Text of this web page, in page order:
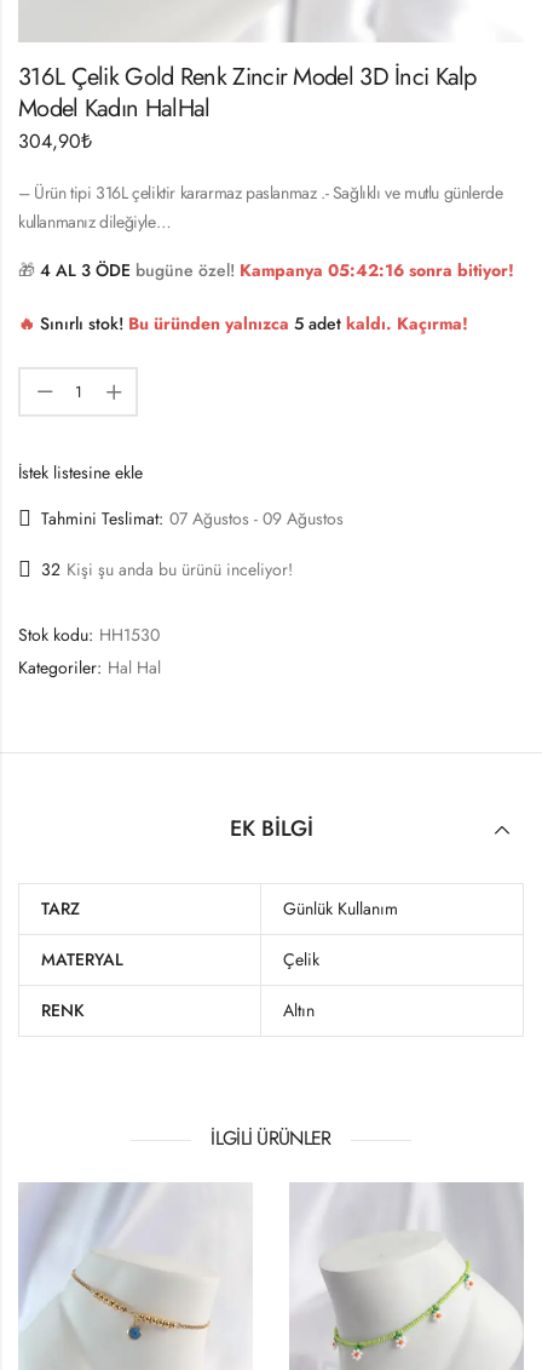
316L Çelik Gold Renk Zincir Model 3D İnci Kalp
Model Kadın HalHal
304,90₺
– Ürün tipi 316L çeliktir kararmaz paslanmaz .- Sağlıklı ve mutlu günlerde
kullanmanız dileğiyle…
🎁 4 AL 3 ÖDE bugüne özel! Kampanya 05:42:16 sonra bitiyor!
🔥 Sınırlı stok! Bu üründen yalnızca 5 adet kaldı. Kaçırma!
İstek listesine ekle
Tahmini Teslimat: 07 Ağustos - 09 Ağustos
32 Kişi şu anda bu ürünü inceliyor!
Stok kodu: HH1530
Kategoriler: Hal Hal
EK BILGI
TARZ Günlük Kullanım
MATERYAL Çelik
RENK Altın
İLGILI ÜRÜNLER